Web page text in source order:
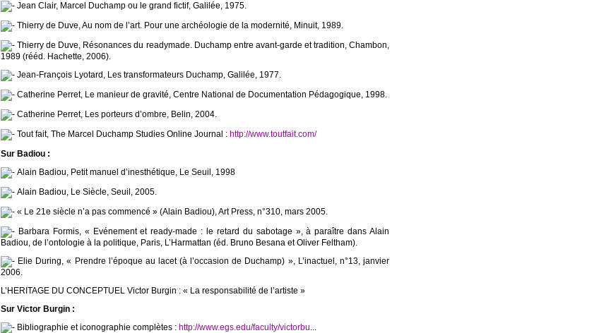
Jean Clair, Marcel Duchamp ou le grand fictif, Galilée, 1975.
Thierry de Duve, Au nom de l’art. Pour une archéologie de la modernité, Minuit, 1989.
Thierry de Duve, Résonances du readymade. Duchamp entre avant-garde et tradition, Chambon,
1989 (rééd. Hachette, 2006).
Jean-François Lyotard, Les transformateurs Duchamp, Galilée, 1977.
Catherine Perret, Le manieur de gravité, Centre National de Documentation Pédagogique, 1998.
Catherine Perret, Les porteurs d’ombre, Belin, 2004.
Tout fait, The Marcel Duchamp Studies Online Journal : http://www.toutfait.com/
Sur Badiou :
Alain Badiou, Petit manuel d’inesthétique, Le Seuil, 1998
Alain Badiou, Le Siècle, Seuil, 2005.
« Le 21e siècle n’a pas commencé » (Alain Badiou), Art Press, n°310, mars 2005.
Barbara Formis, « Evénement et ready-made : le retard du sabotage », à paraître dans Alain
Badiou, de l’ontologie à la politique, Paris, L’Harmattan (éd. Bruno Besana et Oliver Feltham).
Elie During, « Prendre l’époque au lacet (à l’occasion de Duchamp) », L’inactuel, n°13, janvier
2006.
L’HERITAGE DU CONCEPTUEL Victor Burgin : « La responsabilité de l’artiste »
Sur Victor Burgin :
Bibliographie et iconographie complètes : http://www.egs.edu/faculty/victorbu...